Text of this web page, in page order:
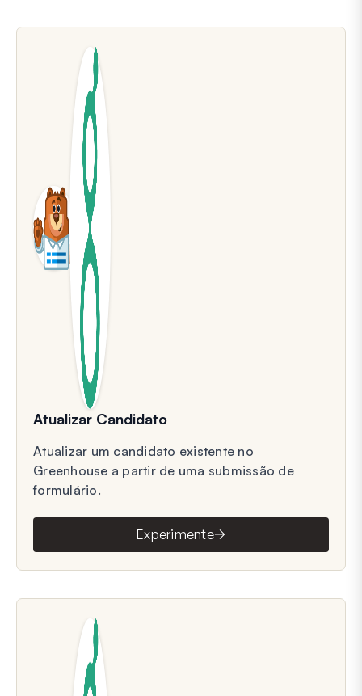
Atualizar Candidato
Atualizar um candidato existente no
Greenhouse a partir de uma submissão de
formulário.
Experimente